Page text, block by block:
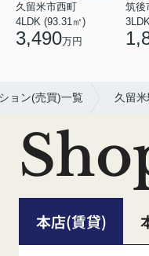
久留米市西町
4LDK (93.31㎡)
3,490万円
筑後
ョン(売買)一覧 久留
本店(賃貸)